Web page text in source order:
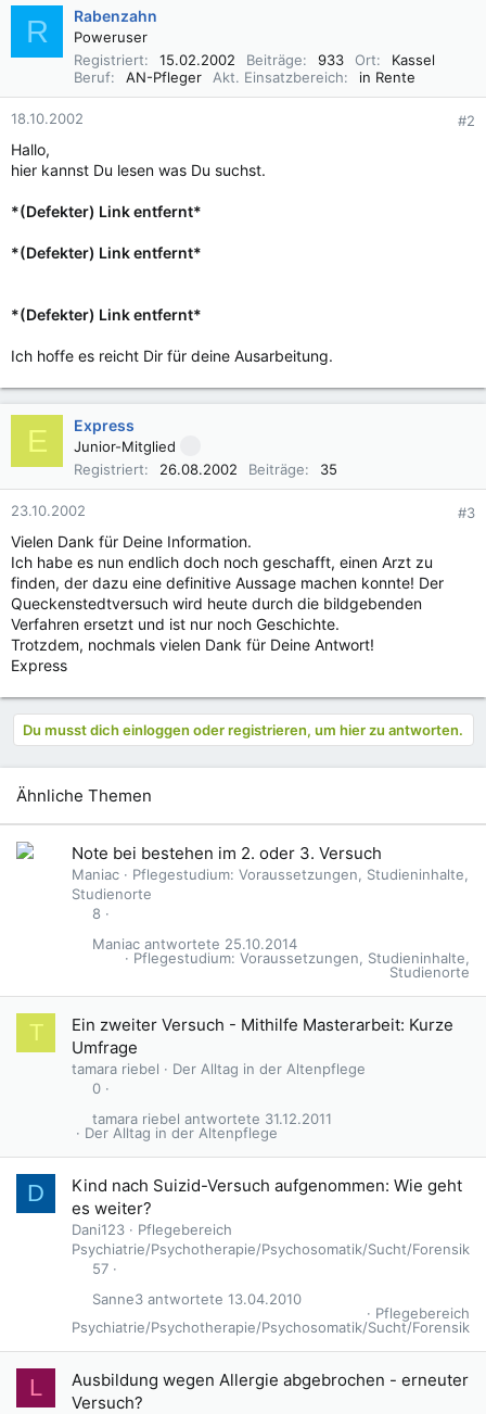
R Rabenzahn
Poweruser
Registriert
15.02.2002 Beiträge 933 Ort
Kassel
Beruf
AN-Pfleger Akt. Einsatzbereich in Rente
18.10.2002 #2
Hallo,
hier kannst Du lesen was Du suchst.
*(Defekter) Link entfernt*
*(Defekter) Link entfernt*
*(Defekter) Link entfernt*
Ich hoffe es reicht Dir für deine Ausarbeitung.
E Express
Junior-Mitglied
Registriert
26.08.2002 Beiträge 35
23.10.2002 #3
Vielen Dank für Deine Information.
Ich habe es nun endlich doch noch geschafft, einen Arzt zu
finden, der dazu eine definitive Aussage machen konnte! Der
Queckenstedtversuch wird heute durch die bildgebenden
Verfahren ersetzt und ist nur noch Geschichte.
Trotzdem, nochmals vielen Dank für Deine Antwort!
Express
Du musst dich einloggen oder registrieren, um hier zu antworten.
Ähnliche Themen
Note bei bestehen im 2. oder 3. Versuch
Maniac
Pflegestudium: Voraussetzungen, Studieninhalte,
Studienorte
8
Pflegestudium: Voraussetzungen, Studieninhalte,
Studienorte
25.10.2014
Maniac
T
Ein zweiter Versuch - Mithilfe Masterarbeit: Kurze
Umfrage
tamara riebel
Der Alltag in der Altenpflege
0
Der Alltag in der Altenpflege
31.12.2011
tamara riebel
D
Kind nach Suizid-Versuch aufgenommen: Wie geht
es weiter?
Dani123
Pflegebereich
Psychiatrie/Psychotherapie/Psychosomatik/Sucht/Forensik
57
Pflegebereich
Psychiatrie/Psychotherapie/Psychosomatik/Sucht/Forensik
13.04.2010
Sanne3
L
Ausbildung wegen Allergie abgebrochen - erneuter
Versuch?